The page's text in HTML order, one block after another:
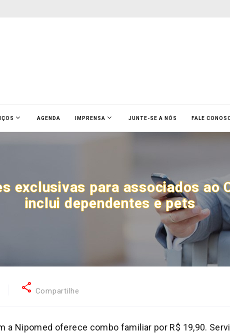
AGENDA IMPRENSA JUNTE-SE A NÓS FALE
exclusivas para associados ao
inclui dependentes e pets
share Compartilhe
a Nipomed oferece combo familiar por R$ 19,90.